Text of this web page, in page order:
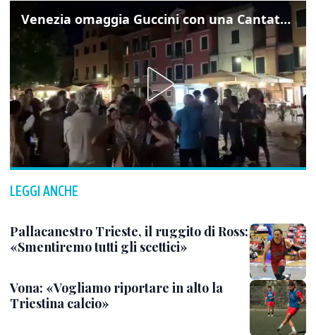
Venezia omaggia Guccini con una Cantata Anarchica in campo Santa Margherita
LEGGI ANCHE
Pallacanestro Trieste, il ruggito di Ross:
«Smentiremo tutti gli scettici»
Vona: «Vogliamo riportare in alto la
Triestina calcio»